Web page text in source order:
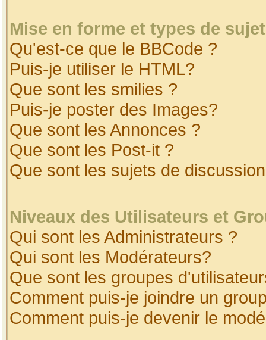
Mise en forme et types de
Qu'est-ce que le BBCode ?
Puis-je utiliser le HTML?
Que sont les smilies ?
Puis-je poster des Images?
Que sont les Annonces ?
Que sont les Post-it ?
Que sont les sujets de
Niveaux des Utilisateurs et
Qui sont les Administrateurs ?
Qui sont les Modérateurs?
Que sont les groupes
Comment puis-je joindre un
Comment puis-je devenir le